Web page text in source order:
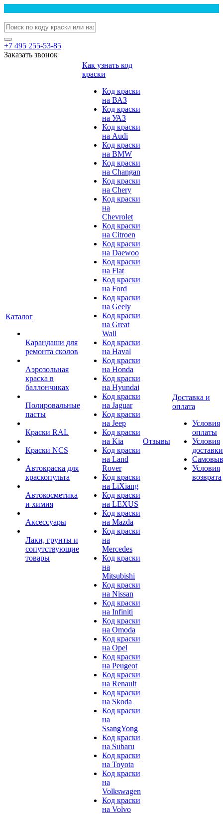
+7 495 255-53-85
Заказать звонок
Каталог
Карандаши для
ремонта сколов
Аэрозольная
краска в
баллончиках
Полировальные
пасты
Краски RAL
Краски NCS
Автокраска для
краскопульта
Автокосметика
и химия
Аксессуары
Лаки, грунты и
сопутствующие
товары
Как узнать код
краски
Код краски
на ВАЗ
Код краски
на УАЗ
Код краски
на Audi
Код краски
на BMW
Код краски
на Changan
Код краски
на Chery
Код краски
на
Chevrolet
Код краски
на Citroen
Код краски
на Daewoo
Код краски
на Fiat
Код краски
на Ford
Код краски
на Geely
Код краски
на Great
Wall
Код краски
на Haval
Код краски
на Honda
Код краски
на Hyundai
Код краски
на Jaguar
Код краски
на Jeep
Код краски
на Kia
Код краски
на Land
Rover
Код краски
на LiXiang
Код краски
на LEXUS
Код краски
на Mazda
Код краски
на
Mercedes
Код краски
на
Mitsubishi
Код краски
на Nissan
Код краски
на Infiniti
Код краски
на Omoda
Код краски
на Opel
Код краски
на Peugeot
Код краски
на Renault
Код краски
на Skoda
Код краски
на
SsangYong
Код краски
на Subaru
Код краски
на Toyota
Код краски
на
Volkswagen
Код краски
на Volvo
Отзывы
Доставка и
оплата
Условия
оплаты
Условия
доставки
Условия
возврата